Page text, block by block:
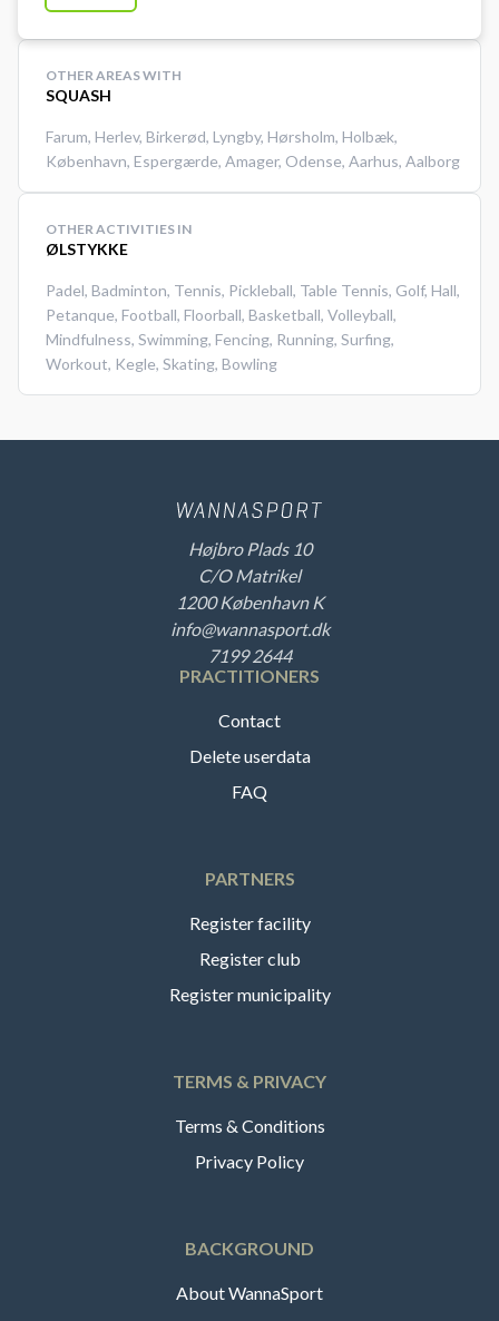
valg, hvis du leder efter squash i
Espergærde, Helsingør eller
Squashklub hed tidligere
OTHER AREAS WITH
SQUASH
Farum, Herlev, Birkerød, Lyngby, Hørsholm, Holbæk,
København, Espergærde, Amager, Odense, Aarhus, Aalborg
OTHER ACTIVITIES IN
ØLSTYKKE
Padel, Badminton, Tennis, Pickleball, Table Tennis, Golf, Hall,
Petanque, Football, Floorball, Basketball, Volleyball,
Mindfulness, Swimming, Fencing, Running, Surfing,
Workout, Kegle, Skating, Bowling
Højbro Plads 10
C/O Matrikel
1200 København K
info@wannasport.dk
7199 2644
PRACTITIONERS
Contact
Delete userdata
FAQ
PARTNERS
Register facility
Register club
Register municipality
TERMS & PRIVACY
Terms & Conditions
Privacy Policy
BACKGROUND
About WannaSport